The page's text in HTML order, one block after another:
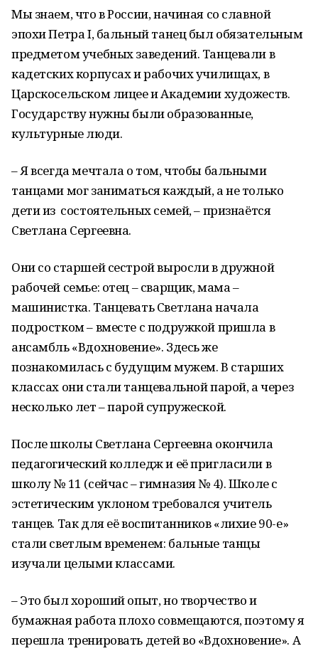
Мы знаем, что в России, начиная со славной
эпохи Петра I, бальный танец был обязательным
предметом учебных заведений. Танцевали в
кадетских корпусах и рабочих училищах, в
Царскосельском лицее и Академии художеств.
Государству нужны были образованные,
культурные люди.
– Я всегда мечтала о том, чтобы бальными
танцами мог заниматься каждый, а не только
дети из состоятельных семей, – признаётся
Светлана Сергеевна.
Они со старшей сестрой выросли в дружной
рабочей семье: отец – сварщик, мама –
машинистка. Танцевать Светлана начала
подростком – вместе с подружкой пришла в
ансамбль «Вдохновение». Здесь же
познакомилась с будущим мужем. В старших
классах они стали танцевальной парой, а через
несколько лет – парой супружеской.
После школы Светлана Сергеевна окончила
педагогический колледж и её пригласили в
школу № 11 (сейчас – гимназия № 4). Школе с
эстетическим уклоном требовался учитель
танцев. Так для её воспитанников «лихие 90-е»
стали светлым временем: бальные танцы
изучали целыми классами.
– Это был хороший опыт, но творчество и
бумажная работа плохо совмещаются, поэтому я
перешла тренировать детей во «Вдохновение». А